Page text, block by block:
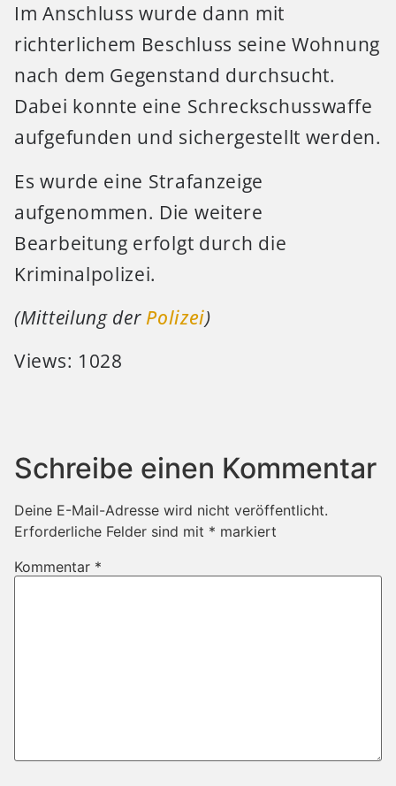
Im Anschluss wurde dann mit
richterlichem Beschluss seine Wohnung
nach dem Gegenstand durchsucht.
Dabei konnte eine Schreckschusswaffe
aufgefunden und sichergestellt werden.
Es wurde eine Strafanzeige
aufgenommen. Die weitere
Bearbeitung erfolgt durch die
Kriminalpolizei.
(Mitteilung der Polizei)
Views: 1028
Schreibe einen Kommentar
Deine E-Mail-Adresse wird nicht veröffentlicht.
Erforderliche Felder sind mit * markiert
Kommentar *